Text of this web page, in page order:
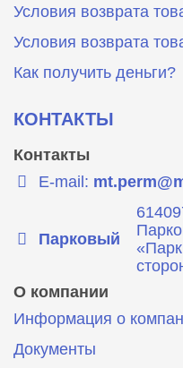
Условия возврата
Условия возврата
Как получить деньги?
КОНТАКТЫ
Контакты
E-mail:
Парковый
О компании
Информация о
Документы